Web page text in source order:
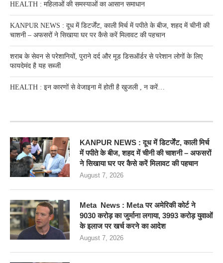
HEALTH : महिलाओं की समस्‍याओं का आसान समाधान
KANPUR NEWS : दूध में डिटर्जेंट, काली मिर्च में पपीते के बीज, शहद में चीनी की
चाशनी – अफसरों ने सिखाया घर पर कैसे करें मिलावट की पहचान
शराब के सेवन से परेशानियों, पुराने दर्द और मूड डिसऑर्डर से परेशान लोगों के लिए
फायदेमंद है यह सब्जी
HEALTH : इन कारणों से वेजाइना में होती है खुजली , न करें…
KANPUR NEWS : दूध में डिटर्जेंट, काली मिर्च
में पपीते के बीज, शहद में चीनी की चाशनी – अफसरों
ने सिखाया घर पर कैसे करें मिलावट की पहचान
August 7, 2026
Meta News : Meta पर अमेरिकी कोर्ट ने
9030 करोड़ का जुर्माना लगाया, 3993 करोड़ युवाओं
के इलाज पर खर्च करने का आदेश
August 7, 2026